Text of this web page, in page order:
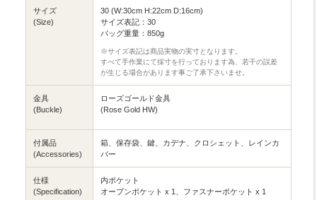
サイズ
(Size)
30 (W:30cm H:22cm D:16cm)
サイズ表記：30
バッグ重量：850g
※サイズ表記は商品実物の実寸となります。
すべて手作業にて採寸を行っております為、若干の誤差
が生じる場合があります事ご了承下さいませ。
金具
(Buckle)
ローズゴールド金具
(Rose Gold HW)
付属品
(Accessories)
箱、保存袋、鍵、カデナ、クロシェット、レインカ
バー
仕様
(Specification)
内ポケット
オープンポケット x 1、ファスナーポケット x 1